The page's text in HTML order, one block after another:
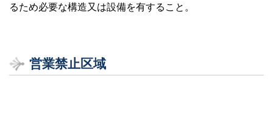
るため必要な構造又は設備を有すること。
営業禁止区域